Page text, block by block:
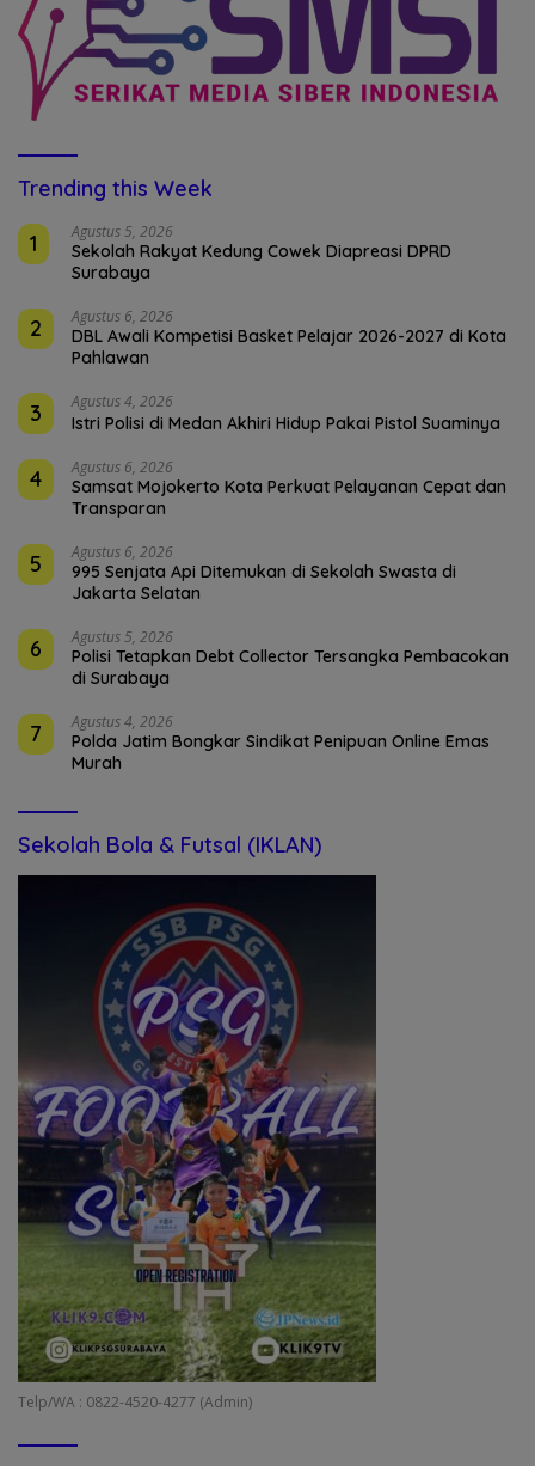
Trending this Week
1
Agustus 5, 2026
Sekolah Rakyat Kedung Cowek Diapreasi DPRD
Surabaya
2 Agustus 6, 2026
DBL Awali Kompetisi Basket Pelajar 2026-2027 di Kota
Pahlawan
3 Agustus 4, 2026
Istri Polisi di Medan Akhiri Hidup Pakai Pistol Suaminya
4 Agustus 6, 2026
Samsat Mojokerto Kota Perkuat Pelayanan Cepat dan
Transparan
5 Agustus 6, 2026
995 Senjata Api Ditemukan di Sekolah Swasta di
Jakarta Selatan
6 Agustus 5, 2026
Polisi Tetapkan Debt Collector Tersangka Pembacokan
di Surabaya
7 Agustus 4, 2026
Polda Jatim Bongkar Sindikat Penipuan Online Emas
Murah
Sekolah Bola & Futsal (IKLAN)
Telp/WA : 0822-4520-4277 (Admin)